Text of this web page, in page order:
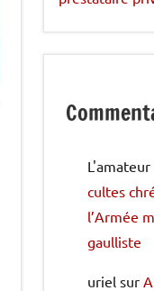
cultes
l’Armée
gaulliste
uriel sur